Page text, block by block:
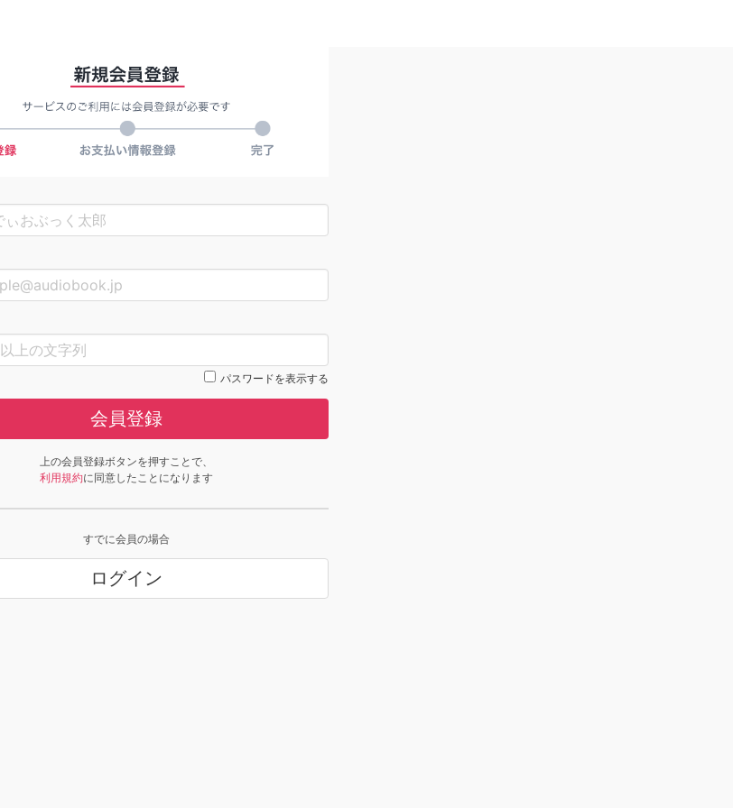
パスワードを表示する
会員登録
上の会員登録ボタンを押すことで、
利用規約に同意したことになります
すでに会員の場合
ログイン